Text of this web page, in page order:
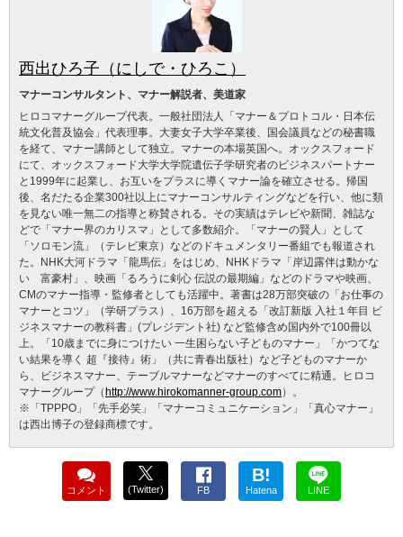
西出ひろ子（にしで・ひろこ）
マナーコンサルタント、マナー解説者、美道家
ヒロコマナーグループ代表。一般社団法人「マナー＆プロトコル・日本伝
統文化普及協会」代表理事。大妻女子大学卒業後、国会議員などの秘書職
を経て、マナー講師として独立。マナーの本場英国へ。オックスフォード
にて、オックスフォード大学大学院遺伝子学研究者のビジネスパートナー
と1999年に起業し、お互いをプラスに導くマナー論を確立させる。帰国
後、名だたる企業300社以上にマナーコンサルティングなどを行い、他に類
を見ない唯一無二の指導と称賛される。その実績はテレビや新聞、雑誌な
どで「マナー界のカリスマ」として多数紹介。「マナーの賢人」として
「ソロモン流」（テレビ東京）などのドキュメンタリー番組でも報道され
た。NHK大河ドラマ「龍馬伝」をはじめ、NHKドラマ「岸辺露伴は動かな
い 富豪村」、映画「るろうに剣心 伝説の最期編」などのドラマや映画、
CMのマナー指導・監修者としても活躍中。著書は28万部突破の「お仕事の
マナーとコツ」（学研プラス）、16万部を超える「改訂新版 入社１年目 ビ
ジネスマナーの教科書」(プレジデント社) など監修含め国内外で100冊以
上。「10歳までに身につけたい 一生困らない子どものマナー」「かつてな
い結果を導く 超『接待』術」（共に青春出版社）など子どものマナーか
ら、ビジネスマナー、テーブルマナーなどマナーのすべてに精通。ヒロコ
マナーグループ（ http://www.hirokomanner-group.com）。
※「TPPPO」「先手必笑」「マナーコミュニケーション」「真心マナー」
は西出博子の登録商標です。
コメント (Twitter) FB
B!
Hatena LINE